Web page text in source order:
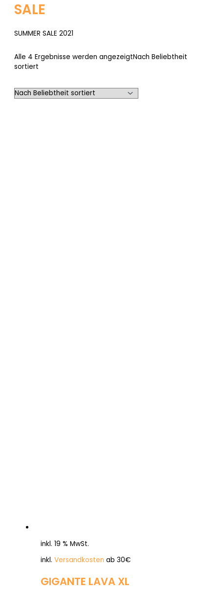
SALE
SUMMER SALE 2021
Alle 4 Ergebnisse werden angezeigtNach Beliebtheit
sortiert
inkl. 19 % MwSt.
inkl. Versandkosten ab 30€
GIGANTE LAVA XL